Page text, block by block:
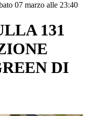
07 marzo alle 23:40
131
DI